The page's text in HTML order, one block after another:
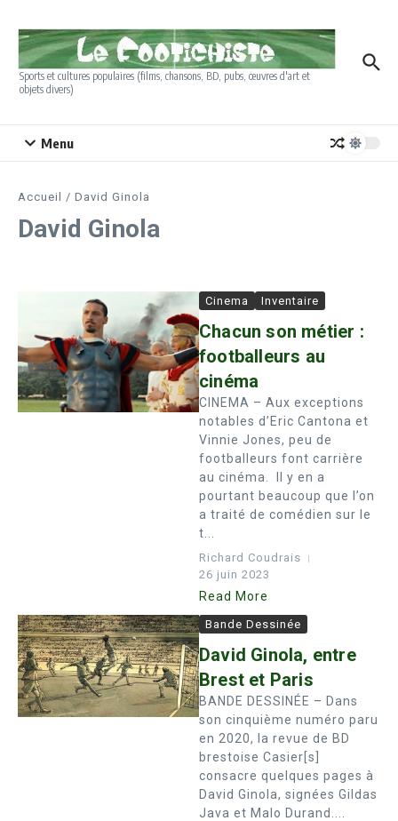
Sports et cultures populaires (films, chansons, BD, pubs, œuvres d'art et
objets divers)
Menu
Accueil / David Ginola
David Ginola
Cinema Inventaire
Chacun son métier :
footballeurs au
cinéma
CINEMA – Aux exceptions
notables d’Eric Cantona et
Vinnie Jones, peu de
footballeurs font carrière
au cinéma. Il y en a
pourtant beaucoup que l’on
a traité de comédien sur le
t...
Richard Coudrais
26 juin 2023
Read More
Bande Dessinée
David Ginola, entre
Brest et Paris
BANDE DESSINÉE – Dans
son cinquième numéro paru
en 2020, la revue de BD
brestoise Casier[s]
consacre quelques pages à
David Ginola, signées Gildas
Java et Malo Durand....